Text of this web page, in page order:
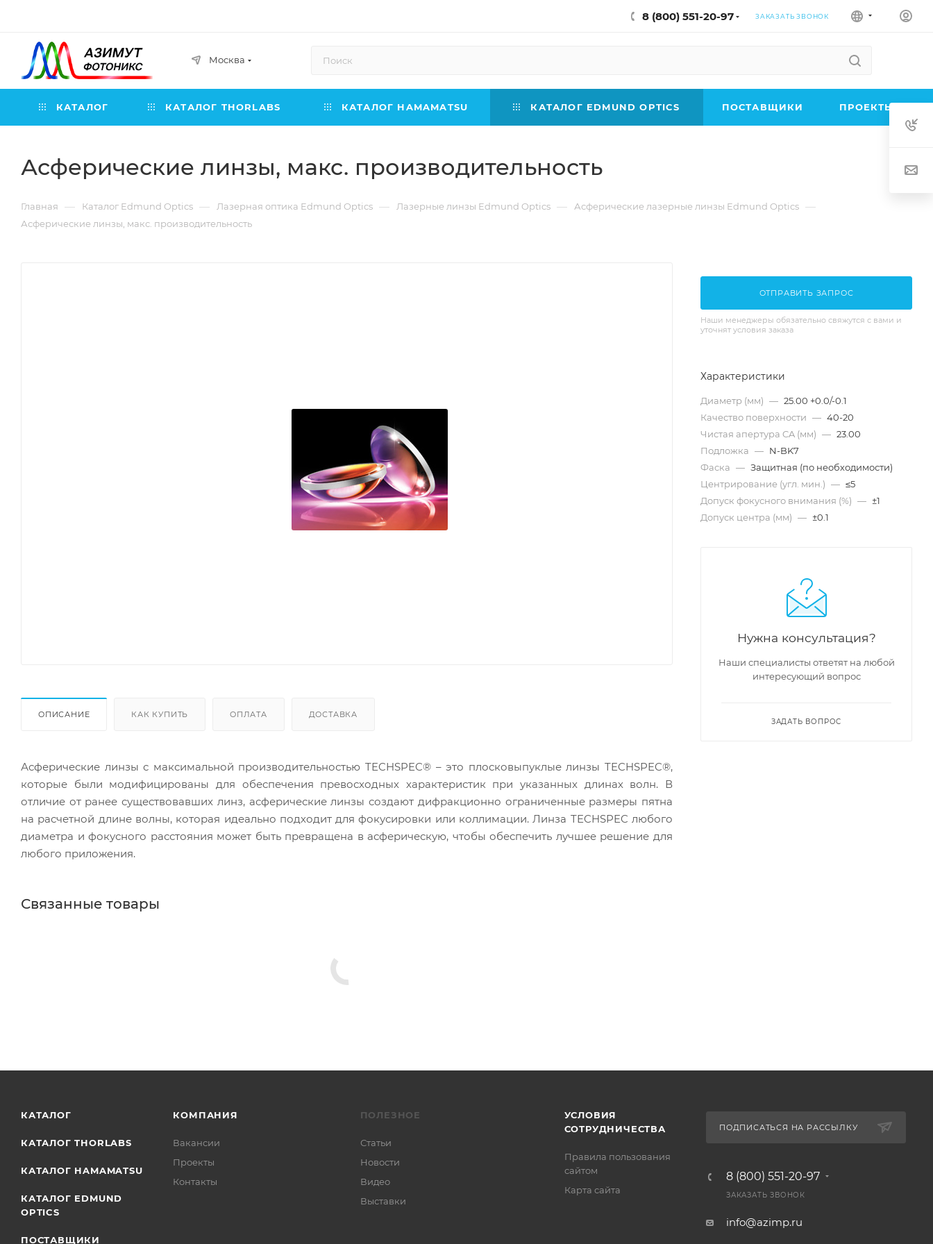
8 (800) 551-20-97 ЗАКАЗАТЬ ЗВОНОК
Москва
КАТАЛОГ КАТАЛОГ THORLABS КАТАЛОГ HAMAMATSU КАТАЛОГ EDMUND OPTICS ПОСТАВЩИКИ ПРОЕКТЫ
Асферические линзы, макс. производительность
Главная — Каталог Edmund Optics — Лазерная оптика Edmund Optics — Лазерные линзы Edmund Optics — Асферические лазерные линзы Edmund Optics —
Асферические линзы, макс. производительность
ОПИСАНИЕ КАК КУПИТЬ ОПЛАТА ДОСТАВКА
Асферические линзы с максимальной производительностью TECHSPEC® – это плосковыпуклые линзы TECHSPEC®,
которые были модифицированы для обеспечения превосходных характеристик при указанных длинах волн. В
отличие от ранее существовавших линз, асферические линзы создают дифракционно ограниченные размеры пятна
на расчетной длине волны, которая идеально подходит для фокусировки или коллимации. Линза TECHSPEC любого
диаметра и фокусного расстояния может быть превращена в асферическую, чтобы обеспечить лучшее решение для
любого приложения.
Связанные товары
ОТПРАВИТЬ ЗАПРОС
Наши менеджеры обязательно свяжутся с вами и
уточнят условия заказа
Характеристики
Диаметр (мм) — 25.00 +0.0/-0.1
Качество поверхности — 40-20
Чистая апертура CA (мм) — 23.00
Подложка — N-BK7
Фаска — Защитная (по необходимости)
Центрирование (угл. мин.) — ≤5
Допуск фокусного внимания (%) — ±1
Допуск центра (мм) — ±0.1
Нужна консультация?
Наши специалисты ответят на любой
интересующий вопрос
ЗАДАТЬ ВОПРОС
КАТАЛОГ
КАТАЛОГ THORLABS
КАТАЛОГ HAMAMATSU
КАТАЛОГ EDMUND
OPTICS
ПОСТАВЩИКИ
КОМПАНИЯ
Вакансии
Проекты
Контакты
ПОЛЕЗНОЕ
Статьи
Новости
Видео
Выставки
УСЛОВИЯ
СОТРУДНИЧЕСТВА
Правила пользования
сайтом
Карта сайта
ПОДПИСАТЬСЯ НА РАССЫЛКУ
8 (800) 551-20-97
ЗАКАЗАТЬ ЗВОНОК
info@azimp.ru